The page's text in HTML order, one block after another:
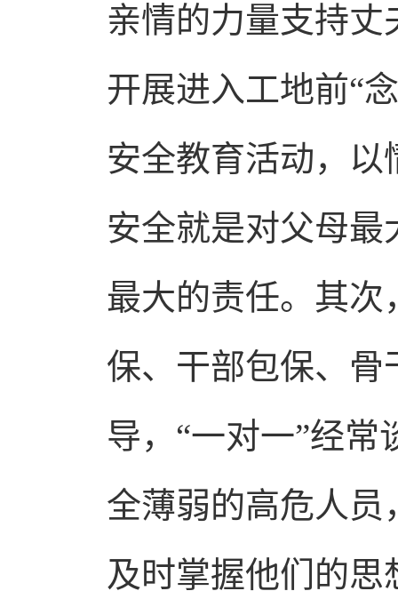
亲情的力量支持
开展进入工地前“
安全教育活动，
安全就是对父母
最大的责任。其
保、干部包保、骨
导，“一对一”经常
全薄弱的高危人
及时掌握他们的